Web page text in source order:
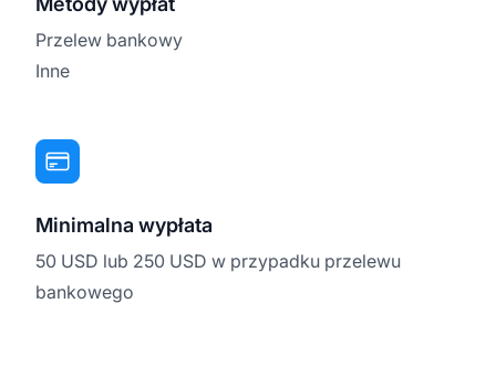
Przelew bankowy
Inne
Minimalna wypłata
50 USD lub 250 USD w przypadku przelewu
bankowego